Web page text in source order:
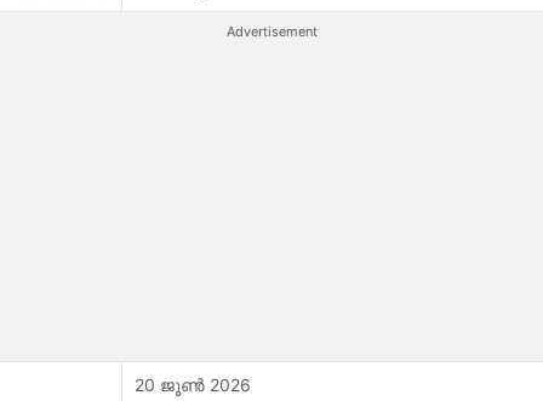
Advertisement
20 ജൂൺ 2026